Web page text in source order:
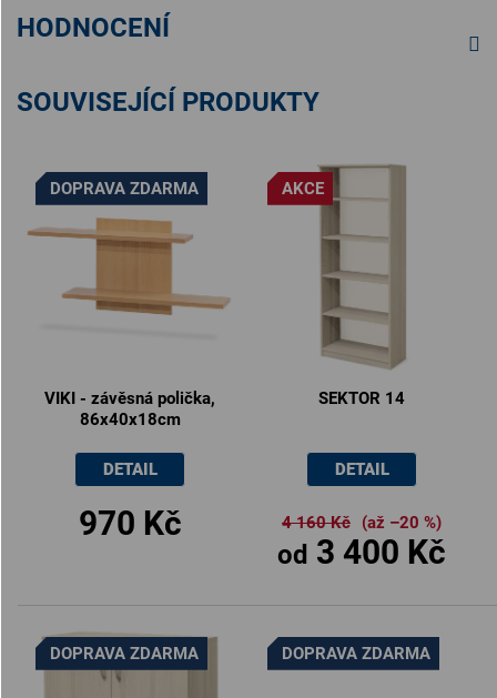
HODNOCENÍ
SOUVISEJÍCÍ PRODUKTY
DOPRAVA ZDARMA
VIKI - závěsná polička,
86x40x18cm
970 Kč
DETAIL
AKCE
SEKTOR 14
od 3 400 Kč
4 160 Kč (až –20 %)
DETAIL
DOPRAVA ZDARMA DOPRAVA ZDARMA